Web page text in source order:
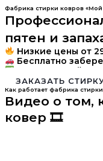
Фабрика стирки ковров «Мой
пятен и
Низкие цены от
Бесплатно
Минимальный
ЗАКАЗАТЬ
Как работает фабрика
Видео о том,
ковер 🎞